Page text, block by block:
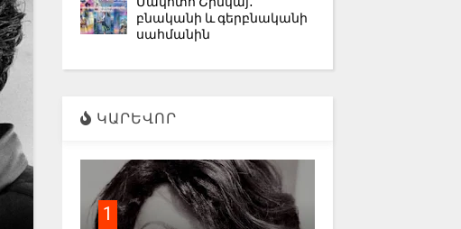
բնականի և գերբնականի
սահմանին
ԿԱՐԵՎՈՐ
1